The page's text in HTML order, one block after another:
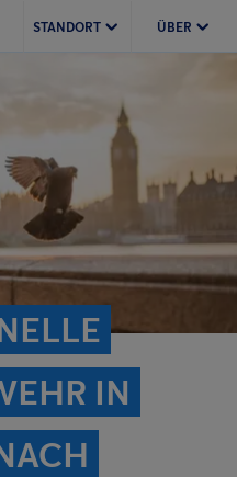
STANDORT ÜBER
IN